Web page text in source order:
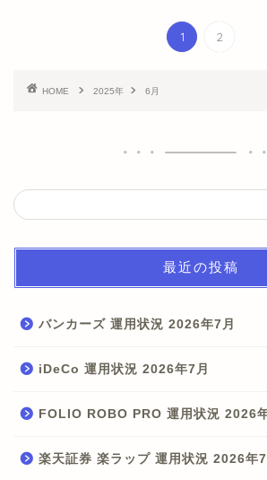
1 2
HOME 2025年 6月
最近の投稿
バンカーズ 運用状況 2026年7月
iDeCo 運用状況 2026年7月
FOLIO ROBO PRO 運用状況 2026
楽天証券 楽ラップ 運用状況 2026年7